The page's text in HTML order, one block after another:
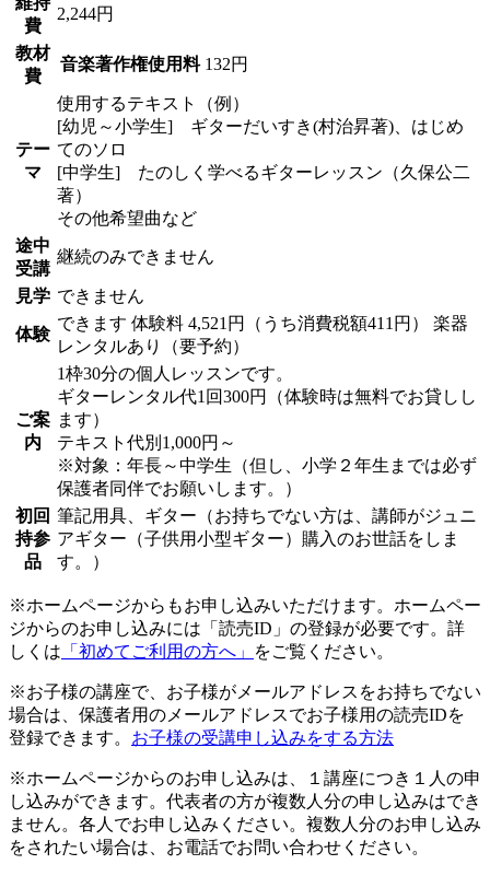
費
2,244円
教材
費
音楽著作権使用料 132円
テー
マ
使用するテキスト（例）
[幼児～小学生] ギターだいすき(村治昇著)、はじめ
てのソロ
[中学生] たのしく学べるギターレッスン（久保公二
著）
その他希望曲など
途中
受講
継続のみできません
見学 できません
体験
できます 体験料 4,521円（うち消費税額411円） 楽器
レンタルあり（要予約）
ご案
内
1枠30分の個人レッスンです。
ギターレンタル代1回300円（体験時は無料でお貸しし
ます）
テキスト代別1,000円～
※対象：年長～中学生（但し、小学２年生までは必ず
保護者同伴でお願いします。）
初回
持参
品
筆記用具、ギター（お持ちでない方は、講師がジュニ
アギター（子供用小型ギター）購入のお世話をしま
す。）
※ホームページからもお申し込みいただけます。ホームペー
ジからのお申し込みには「読売ID」の登録が必要です。詳
しくは 「初めてご利用の方へ」 をご覧ください。
※お子様の講座で、お子様がメールアドレスをお持ちでない
場合は、保護者用のメールアドレスでお子様用の読売IDを
登録できます。 お子様の受講申し込みをする方法
※ホームページからのお申し込みは、１講座につき１人の申
し込みができます。代表者の方が複数人分の申し込みはでき
ません。各人でお申し込みください。複数人分のお申し込み
をされたい場合は、お電話でお問い合わせください。